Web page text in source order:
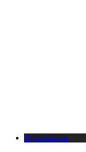
Публикации